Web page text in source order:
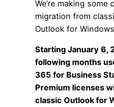
We’re making some
migration from
Outlook for
Starting January 6,
following months
365 for Business
Premium licenses
classic Outlook for